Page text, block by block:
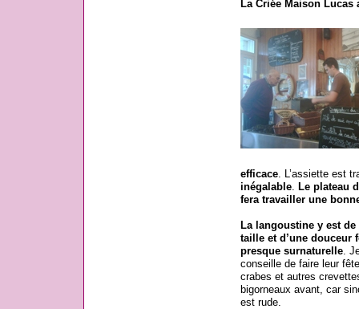
La Criée Maison Lucas
efficace. L’assiette est
inégalable. Le plateau
fera travailler une
La langoustine y est de
taille et d’une douceur
presque surnaturelle.
conseille de faire leur
crabes et autres
bigorneaux avant, car
est rude.